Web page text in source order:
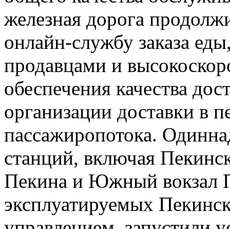
железная дорога
онлайн-службу заказа
продавцами и
обеспечения качества
организации доставки в
пассажиропотока.
станций, включая
Пекина и Южный вокзал
эксплуатируемых